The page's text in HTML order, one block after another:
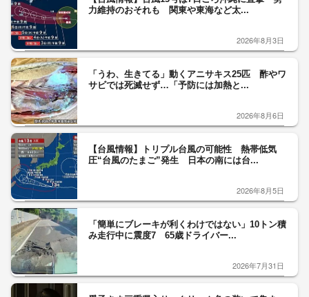
力維持のおそれも 関東や東海など太...
2026年8月3日
「うわ、生きてる」動くアニサキス25匹 酢やワ
サビでは死滅せず…「予防には加熱と...
2026年8月6日
【台風情報】トリプル台風の可能性 熱帯低気
圧“台風のたまご”発生 日本の南には台...
2026年8月5日
「簡単にブレーキが利くわけではない」10トン積
み走行中に震度7 65歳ドライバー...
2026年7月31日